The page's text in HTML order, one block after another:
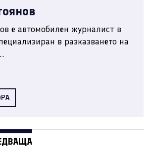
е автомобилен журналист в
в разказването на